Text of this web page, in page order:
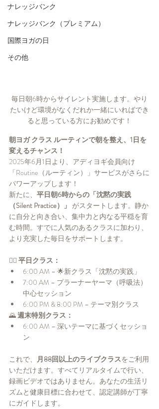
ナレッジバンク
ナレッジバンク（プレミアム）
国際ヨガの日
その他
毎日朝6時からサイレント実施します。やり
たいけど環境がなくだれか一緒にいればでき
ると思っている方にお勧めです！
朝ヨガ クラス ルーティンで朝を整え、1日を
変えるチャンス！
2025年6月1日より、アディヨギ会員向け
「Routine（ルーティン）」サービスがさらに
パワーアップします！
新たに、 平日朝6時からの「沈黙の実践
（Silent Practice）」 がスタートします。静か
に自分と向き合い、集中力と内なる平穏を育
む時間。すでに人気のあるクラスに加わり、
より充実した毎日をサポートします。
🧘‍♀️ 平日クラス：
6:00 AM – 🌟新クラス「沈黙の実践」
7:00 AM – プラーナーヤーマ（呼吸法）
中心セッション
6:00 PM & 8:00 PM – テーマ別クラス
🌄 週末特別クラス：
6:00 AM – 深いテーマに基づくセッショ
ン
これで、 月88回以上のライブクラスをご利用
いただけます。すべてリアルタイムで行い、
録画ビデオではありません。あなたの生活リ
ズムと健康目標に合わせて、認定講師が丁寧
にガイドします。